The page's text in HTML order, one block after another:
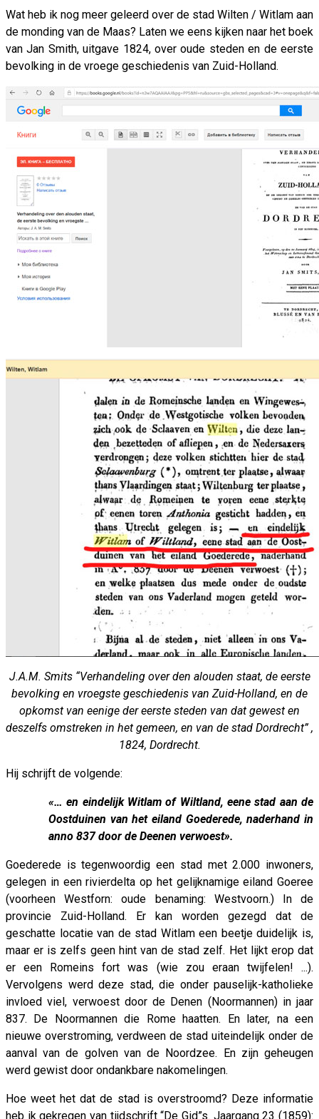
Wat heb ik nog meer geleerd over de stad Wilten / Witlam aan
de monding van de Maas? Laten we eens kijken naar het boek
van Jan Smith, uitgave 1824, over oude steden en de eerste
bevolking in de vroege geschiedenis van Zuid-Holland.
J.A.M. Smits “Verhandeling over den alouden staat, de eerste
bevolking en vroegste geschiedenis van Zuid-Holland, en de
opkomst van eenige der eerste steden van dat gewest en
deszelfs omstreken in het gemeen, en van de stad Dordrecht” ,
1824, Dordrecht.
Hij schrijft de volgende:
«… en eindelijk Witlam of Wiltland, eene stad aan de
Oostduinen van het eiland Goederede, naderhand in
anno 837 door de Deenen verwoest».
Goederede is tegenwoordig een stad met 2.000 inwoners,
gelegen in een rivierdelta op het gelijknamige eiland Goeree
(voorheen Westforn: oude benaming: Westvoorn.) In de
provincie Zuid-Holland. Er kan worden gezegd dat de
geschatte locatie van de stad Witlam een beetje duidelijk is,
maar er is zelfs geen hint van de stad zelf. Het lijkt erop dat
er een Romeins fort was (wie zou eraan twijfelen! ...).
Vervolgens werd deze stad, die onder pauselijk-katholieke
invloed viel, verwoest door de Denen (Noormannen) in jaar
837. De Noormannen die Rome haatten. En later, na een
nieuwe overstroming, verdween de stad uiteindelijk onder de
aanval van de golven van de Noordzee. En zijn geheugen
werd gewist door ondankbare nakomelingen.
Hoe weet het dat de stad is overstroomd? Deze informatie
heb ik gekregen van tijdschrift “De Gid”s. Jaargang 23 (1859):